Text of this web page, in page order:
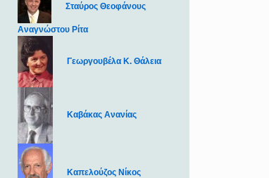
Σταύρος Θεοφάνους
Αναγνώστου Ρίτα
Γεωργουβέλα Κ. Θάλεια
Καβάκας Ανανίας
Καπελούζος Νίκος